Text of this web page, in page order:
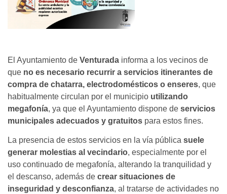
El Ayuntamiento de Venturada informa a los vecinos de
que no es necesario recurrir a servicios itinerantes de
compra de chatarra, electrodomésticos o enseres, que
habitualmente circulan por el municipio utilizando
megafonía, ya que el Ayuntamiento dispone de servicios
municipales adecuados y gratuitos para estos fines.
La presencia de estos servicios en la vía pública suele
generar molestias al vecindario, especialmente por el
uso continuado de megafonía, alterando la tranquilidad y
el descanso, además de crear situaciones de
inseguridad y desconfianza, al tratarse de actividades no